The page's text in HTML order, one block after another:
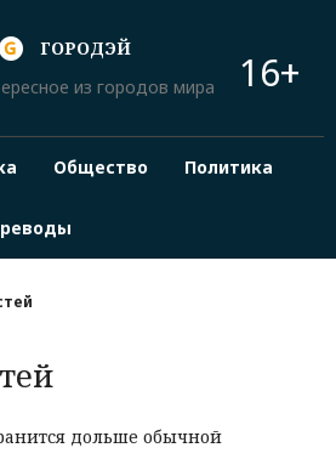
ГОРОДЭЙ
из городов мира
16+
Общество Политика
дольше обычной